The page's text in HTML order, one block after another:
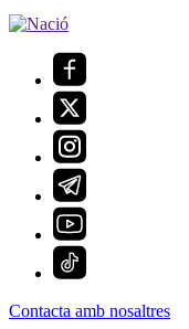
Contacta amb nosaltres